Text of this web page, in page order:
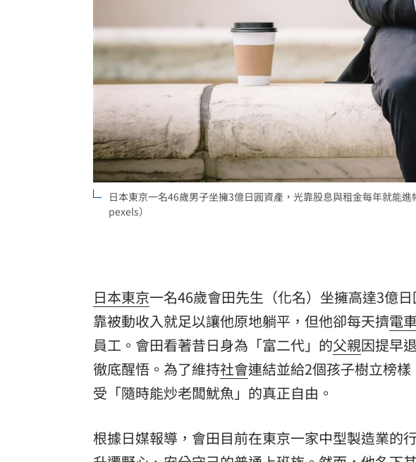
商場戰國來臨 台中「頂奢大道」逐漸成形 12:00
台彩父親節推新刮刮樂千萬頭獎超「爸」氣 12:00
「拍片人的多重宇宙」職涯論壇9/12登場！
8國球員齊聚高雄 Formosa 7s掀足球熱潮
理想混蛋號召粉絲跨海追星吃美食！ 18:15
日本東京一名46歲男子坐擁3億日圓資產，光靠股息與租金每年就能
pexels）
日本東京一名46歲會田先生（化名）坐擁高達3億
靠被動收入就足以讓他原地躺平，但他卻每天擠電車
員工。會田看著昔日身為「富二代」的父親因提早
徹底醒悟。為了維持社會連結並給2個孩子樹立榜
受「隨時能炒老闆魷魚」的真正自由。
根據日媒報導，會田目前在東京一家中型製造業的